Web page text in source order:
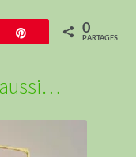
Épingle 0
PARTAGES